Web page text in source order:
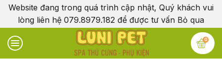
Website đang trong quá trình cập nhật, Quý khách vui
lòng liên hệ 079.8979.182 để được tư vấn Bỏ qua
0